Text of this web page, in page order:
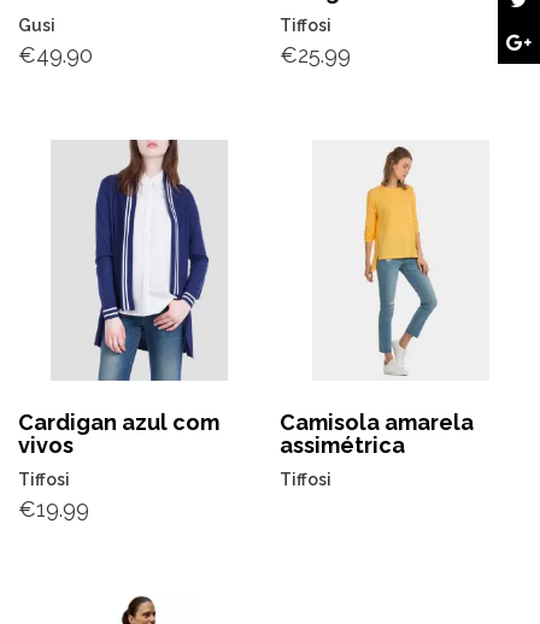
Gusi
€49.90
Tiffosi
€25.99
Cardigan azul com
vivos
Tiffosi
€19.99
Camisola amarela
assimétrica
Tiffosi